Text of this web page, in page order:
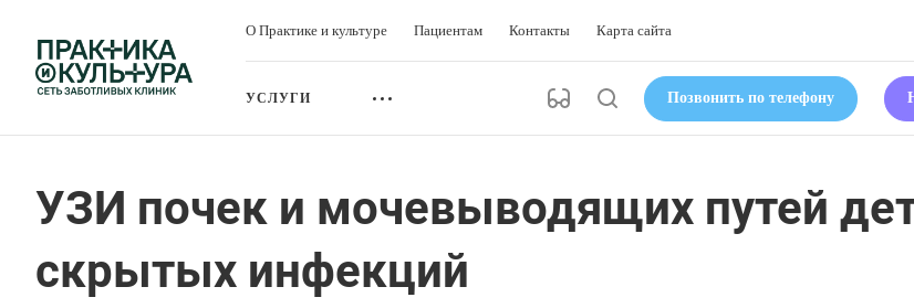
О Практике и культуре Пациентам Контакты Карта сайта
УСЛУГИ Позвонить по телефону
УЗИ почек и мочевыводящих путей
скрытых инфекций